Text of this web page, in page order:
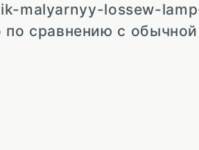
malyarnyy-lossew-
сравнению с